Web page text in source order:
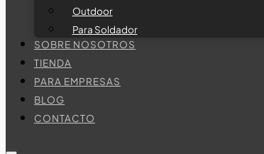
Outdoor
Para Soldador
SOBRE NOSOTROS
TIENDA
PARA EMPRESAS
BLOG
CONTACTO